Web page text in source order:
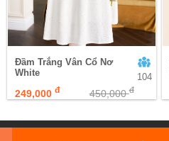
Đầm Trắng Vân Cổ Nơ
White
249,000đ 450,000đ
104